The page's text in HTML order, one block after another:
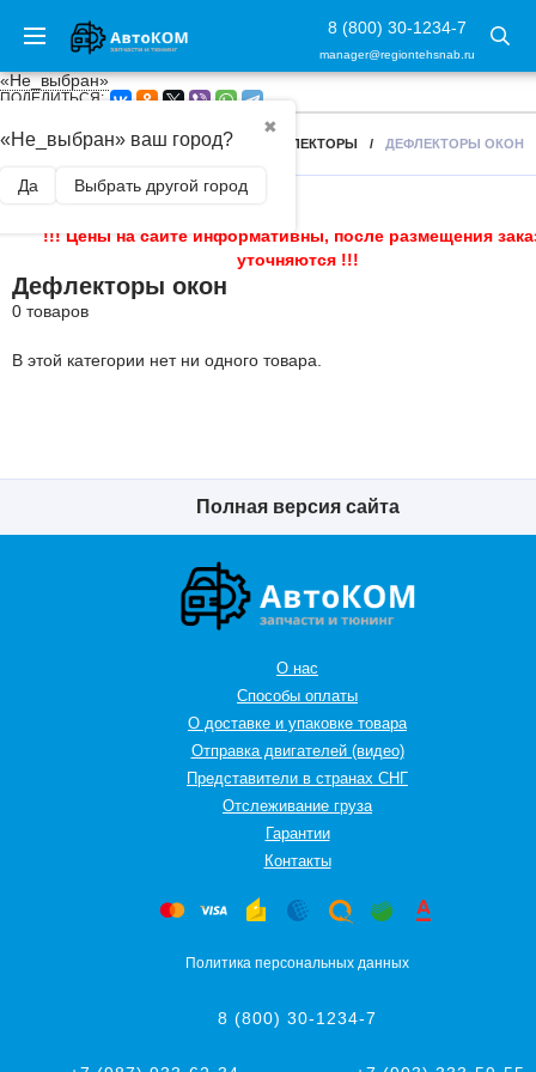
8 (800) 30-1234-7
manager@regiontehsnab.ru
«Не_выбран»
✖
«Не_выбран» ваш город?
Да Выбрать другой город
ПОДЕЛИТЬСЯ:
ГЛАВНАЯ / ВНЕШНИЙ ТЮНИНГ ДЕФЛЕКТОРЫ / ДЕФЛЕКТОРЫ ОКОН
!!! Цены на сайте информативны, после размещения
уточняются !!!
Дефлекторы окон
0 товаров
В этой категории нет ни одного товара.
Полная версия сайта
О нас
Способы оплаты
О доставке и упаковке товара
Отправка двигателей (видео)
Представители в странах СНГ
Oтслеживание груза
Гарантии
Контакты
Политика персональных данных
8 (800) 30-1234-7